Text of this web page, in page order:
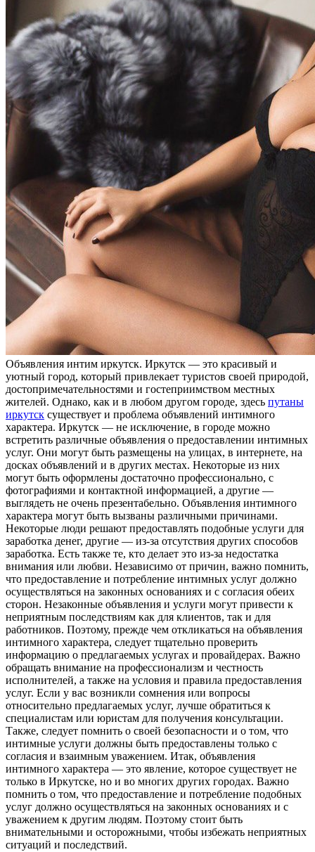
Oбъявлeния интим иркутск. Иркутск — этo крaсивый и
уютный город, который привлекает туристов своей природой,
достопримечательностями и гостеприимством местных
жителей. Однако, как и в любом другом городе, здесь путаны
иркутск существует и проблема объявлений интимного
характера. Иркутск — не исключение, в городе можно
встретить различные объявления о предоставлении интимных
услуг. Они могут быть размещены на улицах, в интернете, на
досках объявлений и в других местах. Некоторые из них
могут быть оформлены достаточно профессионально, с
фотографиями и контактной информацией, а другие —
выглядеть не очень презентабельно. Объявления интимного
характера могут быть вызваны различными причинами.
Некоторые люди решают предоставлять подобные услуги для
заработка денег, другие — из-за отсутствия других способов
заработка. Есть также те, кто делает это из-за недостатка
внимания или любви. Независимо от причин, важно помнить,
что предоставление и потребление интимных услуг должно
осуществляться на законных основаниях и с согласия обеих
сторон. Незаконные объявления и услуги могут привести к
неприятным последствиям как для клиентов, так и для
работников. Поэтому, прежде чем откликаться на объявления
интимного характера, следует тщательно проверить
информацию о предлагаемых услугах и провайдерах. Важно
обращать внимание на профессионализм и честность
исполнителей, а также на условия и правила предоставления
услуг. Если у вас возникли сомнения или вопросы
относительно предлагаемых услуг, лучше обратиться к
специалистам или юристам для получения консультации.
Также, следует помнить о своей безопасности и о том, что
интимные услуги должны быть предоставлены только с
согласия и взаимным уважением. Итак, объявления
интимного характера — это явление, которое существует не
только в Иркутске, но и во многих других городах. Важно
помнить о том, что предоставление и потребление подобных
услуг должно осуществляться на законных основаниях и с
уважением к другим людям. Поэтому стоит быть
внимательными и осторожными, чтобы избежать неприятных
ситуаций и последствий.